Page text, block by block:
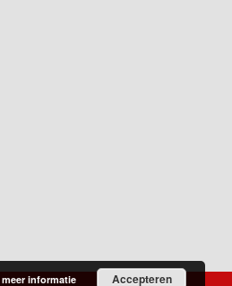
meer informatie Accepteren